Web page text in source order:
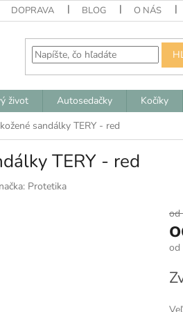
DOPRAVA BLOG O NÁS
život Autosedačky Kočíky
sandálky TERY - red
TERY - red
Protetika
od
od